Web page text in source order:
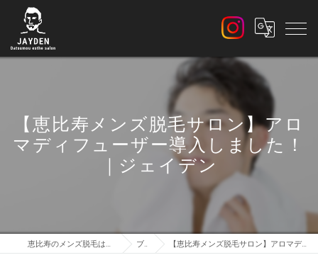
【恵比寿メンズ脱毛サロン】アロ
マディフューザー導入しました！
｜ジェイデン
恵比寿のメンズ脱毛はメンズ脱毛サロン JAYDEN ブログ 【恵比寿メンズ脱毛サロン】アロマディフューザー導入しました！｜ジェイデン